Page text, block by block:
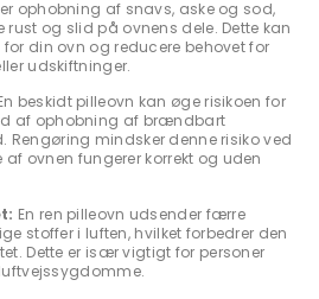
ophobning af snavs, aske og sod,
og slid på ovnens dele. Dette kan
din ovn og reducere behovet for
udskiftninger.
beskidt pilleovn kan øge risikoen for
af ophobning af brændbart
Rengøring mindsker denne risiko ved
af ovnen fungerer korrekt og uden
En ren pilleovn udsender færre
stoffer i luften, hvilket forbedrer den
Dette er især vigtigt for personer